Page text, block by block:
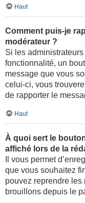
Haut
Comment puis-je
modérateur ?
Si les
fonctionnalité, un
message que vous
celui-ci, vous
de rapporter le
Haut
À quoi sert le
affiché lors de la
Il vous permet
que vous souhaitez
pouvez reprendre
brouillons depuis le